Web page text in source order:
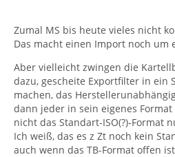
Zumal MS bis heute vieles nicht
Das macht einen Import noch um
Aber vielleicht zwingen die
dazu, gescheite Exportfilter in ein
machen, das
dann jeder in sein eigenes
nicht das Standart-ISO(?)-Format
Ich weiß, das es z Zt noch kein
auch wenn das TB-Format offen